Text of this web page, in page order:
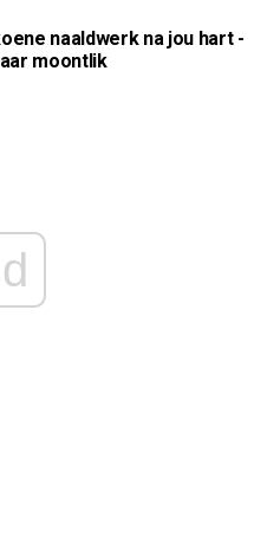
naaldwerk na jou hart -
moontlik